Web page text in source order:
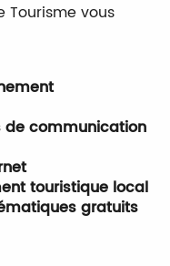
Tourisme vous
de communication
touristique local
gratuits